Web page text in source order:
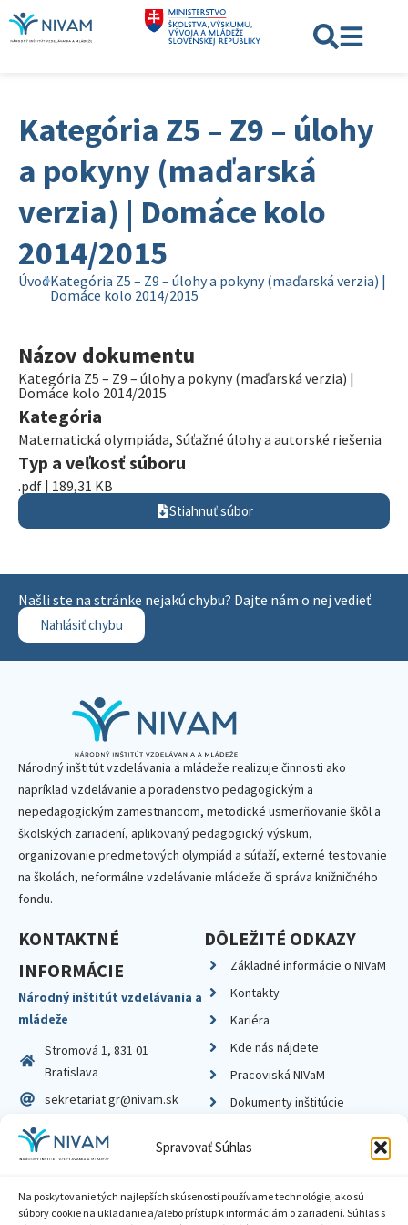
Spravovať Súhlas
Na poskytovanie tých najlepších skúseností používame technológie, ako sú
súbory cookie na ukladanie a/alebo prístup k informáciám o zariadení. Súhlas s
Kategória Z5 – Z9 – úlohy
a pokyny (maďarská
verzia) | Domáce kolo
2014/2015
ÚvodKategória Z5 – Z9 – úlohy a pokyny (maďarská verzia) |
Domáce kolo 2014/2015
Názov dokumentu
Kategória Z5 – Z9 – úlohy a pokyny (maďarská verzia) |
Domáce kolo 2014/2015
Kategória
Matematická olympiáda, Súťažné úlohy a autorské riešenia
Typ a veľkosť súboru
.pdf | 189,31 KB
Stiahnuť súbor
Našli ste na stránke nejakú chybu? Dajte nám o nej vedieť.
Nahlásiť chybu
Národný inštitút vzdelávania a mládeže realizuje činnosti ako
napríklad vzdelávanie a poradenstvo pedagogickým a
nepedagogickým zamestnancom, metodické usmerňovanie škôl a
školských zariadení, aplikovaný pedagogický výskum,
organizovanie predmetových olympiád a súťaží, externé testovanie
na školách, neformálne vzdelávanie mládeže či správa knižničného
fondu.
KONTAKTNÉ
INFORMÁCIE
Národný inštitút vzdelávania a
mládeže
Stromová 1, 831 01
Bratislava
sekretariat.gr@nivam.sk
IČO: 00164348
DIČ: 2020798714
DÔLEŽITÉ ODKAZY
Základné informácie o NIVaM
Kontakty
Kariéra
Kde nás nájdete
Pracoviská NIVaM
Dokumenty inštitúcie